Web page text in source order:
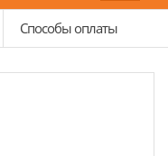
Способы оплаты